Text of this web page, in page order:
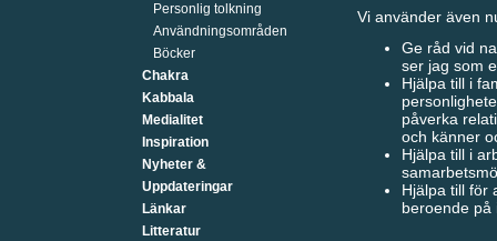
Personlig tolkning
Användningsområden
Böcker
Chakra
Kabbala
Medialitet
Inspiration
Nyheter &
Uppdateringar
Länkar
Litteratur
Vi använder även
Ge råd vid
ser jag som
Hjälpa till i
påverka
och känner
Hjälpa till i
Hjälpa till för
beroende på